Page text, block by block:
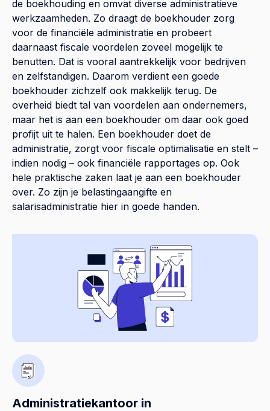
de boekhouding en omvat diverse administratieve
werkzaamheden. Zo draagt de boekhouder zorg
voor de financiële administratie en probeert
daarnaast fiscale voordelen zoveel mogelijk te
benutten. Dat is vooral aantrekkelijk voor bedrijven
en zelfstandigen. Daarom verdient een goede
boekhouder zichzelf ook makkelijk terug. De
overheid biedt tal van voordelen aan ondernemers,
maar het is aan een boekhouder om daar ook goed
profijt uit te halen. Een boekhouder doet de
administratie, zorgt voor fiscale optimalisatie en stelt –
indien nodig – ook financiële rapportages op. Ook
hele praktische zaken laat je aan een boekhouder
over. Zo zijn je belastingaangifte en
salarisadministratie hier in goede handen.
Administratiekantoor in